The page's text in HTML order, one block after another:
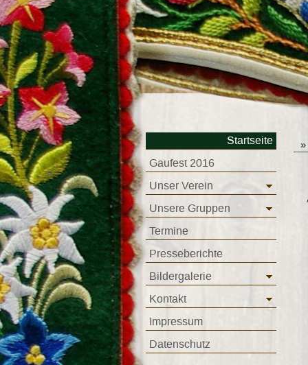
Startseite
Gaufest 2016
Unser Verein
Unsere Gruppen
Termine
Presseberichte
Bildergalerie
Kontakt
Impressum
Datenschutz
»